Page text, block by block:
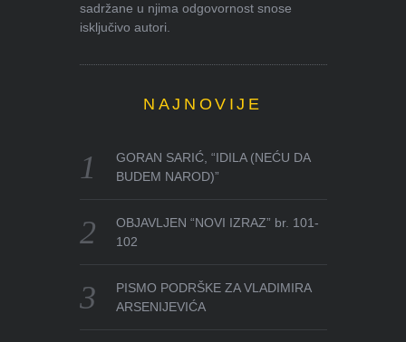
sadržane u njima odgovornost snose
isključivo autori.
NAJNOVIJE
GORAN SARIĆ, “IDILA (NEĆU DA
BUDEM NAROD)”
OBJAVLJEN “NOVI IZRAZ” br. 101-
102
PISMO PODRŠKE ZA VLADIMIRA
ARSENIJEVIĆA